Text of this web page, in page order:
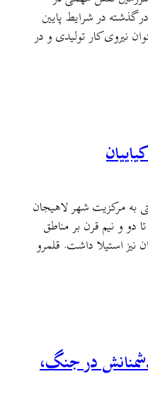
گذشته در شرایط پایین
نیروی کار تولیدی و در
مهم‌تر از امروز داشته
به مرکزیت شهر لاهیجان
و نیم قرن بر مناطق
نیز استیلا داشت. قلمرو
کوهستانی طارم و الموت…
در جنگ،